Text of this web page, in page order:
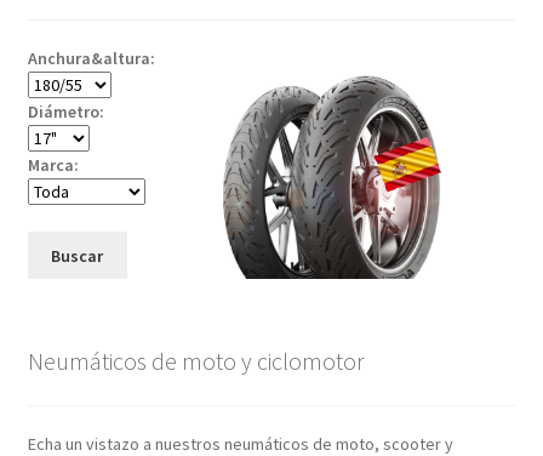
Anchura&altura:
Diámetro:
Marca:
Buscar
Neumáticos de moto y ciclomotor
Echa un vistazo a nuestros neumáticos de moto, scooter y